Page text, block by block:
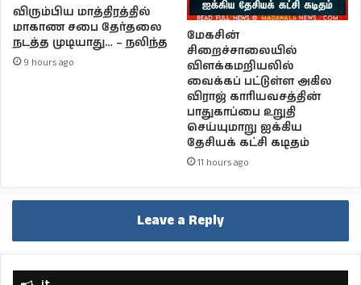
விரும்பிய மாத்திரத்தில்
மாகாண சபை தேர்தலை
நடத்த முடியாது… – நலிந்த
9 hours ago
மேகசின்
சிறைச்சாலையில்
விளக்கமறியலில்
வைக்கப் பட்டுள்ள அகில
விராஜ் காரியவசத்தின்
பாதுகாப்பை உறுதி
செய்யுமாறு ஐக்கிய
தேசியக் கட்சி கடிதம்
11 hours ago
Leave a Reply